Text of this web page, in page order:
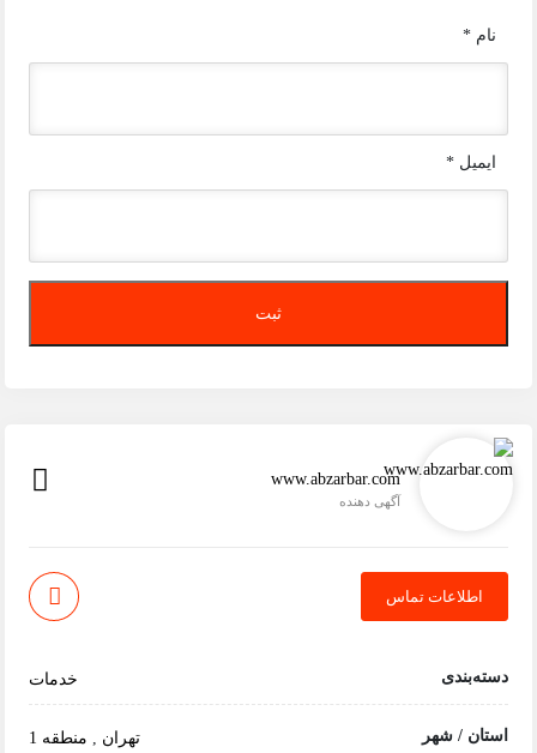
نام*
ایمیل*
www.abzarbar.com
آگهی دهنده
اطلاعات تماس
دسته‌بندی خدمات
استان / شهر تهران منطقه 1